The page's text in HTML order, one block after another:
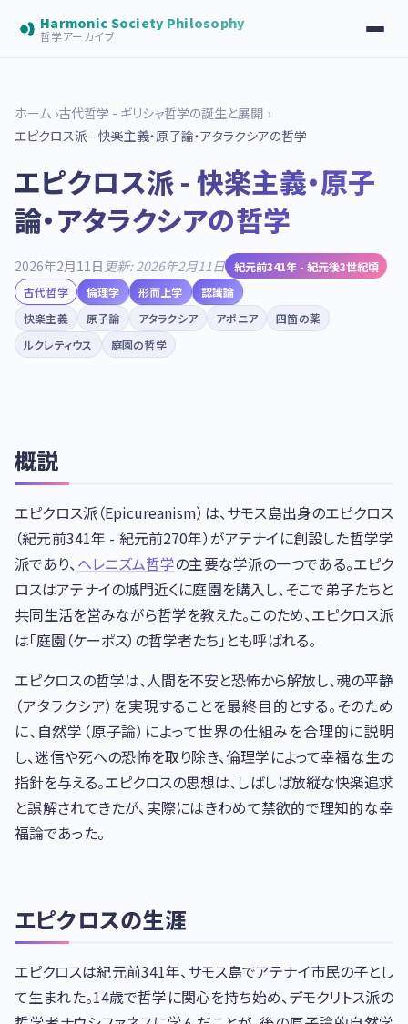
Harmonic Society Philosophy
哲学アーカイブ
ホーム 古代哲学 - ギリシャ哲学の誕生と展開
エピクロス派 - 快楽主義・原子論・アタラクシアの哲学
エピクロス派 - 快楽主義・原子
論・アタラクシアの哲学
2026年2月11日 更新: 2026年2月11日 紀元前341年 - 紀元後3世紀頃
古代哲学
倫理学 形而上学
認識論
快楽主義
原子論 アタラクシア アポニア
四箇の薬
ルクレティウス
庭園の哲学
概説
エピクロス派（Epicureanism）は、サモス島出身のエピクロス
（紀元前341年 - 紀元前270年）がアテナイに創設した哲学学
派であり、ヘレニズム哲学の主要な学派の一つである。エピク
ロスはアテナイの城門近くに庭園を購入し、そこで弟子たちと
共同生活を営みながら哲学を教えた。このため、エピクロス派
は「庭園（ケーポス）の哲学者たち」とも呼ばれる。
エピクロスの哲学は、人間を不安と恐怖から解放し、魂の平静
（アタラクシア）を実現することを最終目的とする。そのため
に、自然学（原子論）によって世界の仕組みを合理的に説明
し、迷信や死への恐怖を取り除き、倫理学によって幸福な生の
指針を与える。エピクロスの思想は、しばしば放縦な快楽追求
と誤解されてきたが、実際にはきわめて禁欲的で理知的な幸
福論であった。
エピクロスの生涯
エピクロスは紀元前341年、サモス島でアテナイ市民の子とし
て生まれた。14歳で哲学に関心を持ち始め、デモクリトス派の